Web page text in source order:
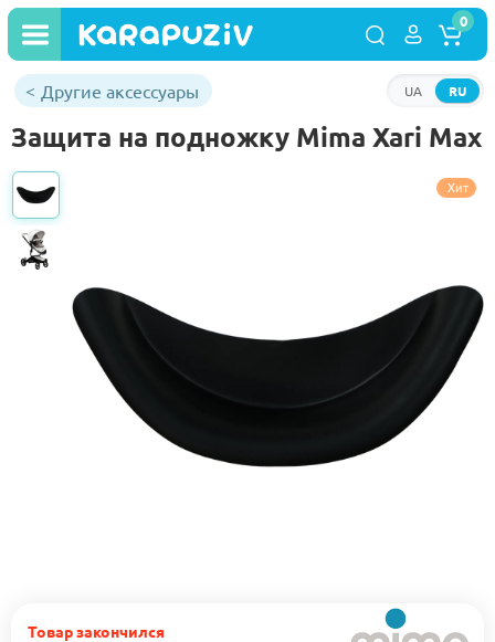
RU
UA
0
Другие аксессуары
Защита на подножку Mima Xari Max
Хит
Товар закончился